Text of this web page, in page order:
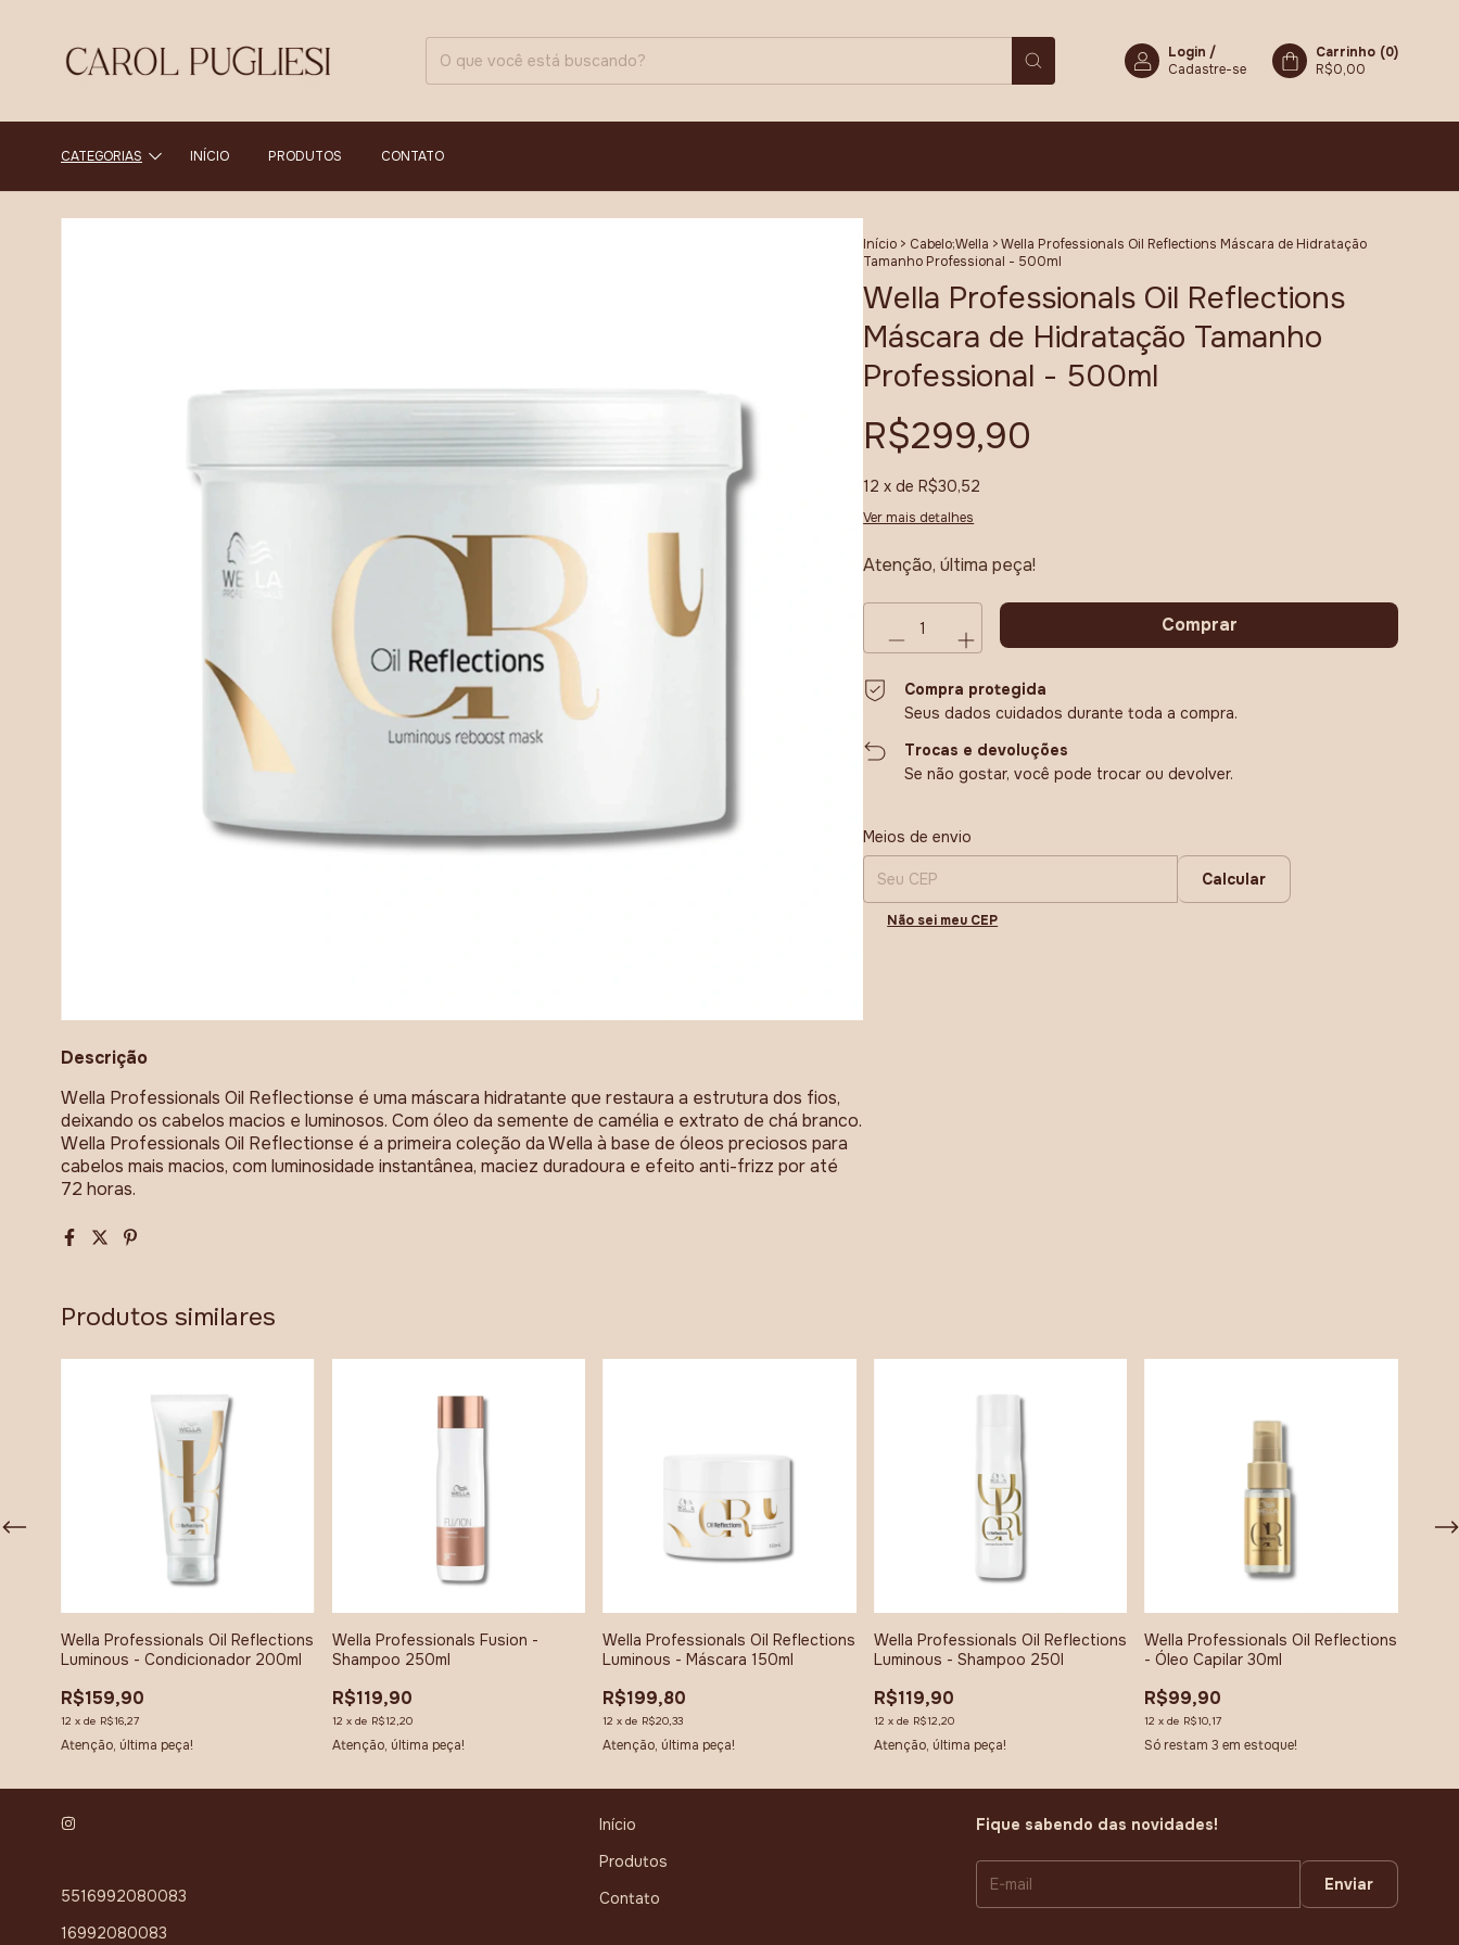
Login /
Cadastre-se
Carrinho (0)
R$0,00
CATEGORIAS INÍCIO PRODUTOS CONTATO
Início > Cabelo;Wella >Wella Professionals Oil Reflections Máscara de Hidratação
Tamanho Professional - 500ml
Wella Professionals Oil Reflections
Máscara de Hidratação Tamanho
Professional - 500ml
R$299,90
12 x deR$30,52
Ver mais detalhes
Atenção, última peça!
Compra protegida
Seus dados cuidados durante toda a compra.
Trocas e devoluções
Se não gostar, você pode trocar ou devolver.
Entregas para o CEP:
Meios de envio
Calcular
Não sei meu CEP
Descrição
Wella Professionals Oil Reflectionse é uma máscara hidratante que restaura a estrutura dos fios,
deixando os cabelos macios e luminosos. Com óleo da semente de camélia e extrato de chá branco.
Wella Professionals Oil Reflectionse é a primeira coleção da Wella à base de óleos preciosos para
cabelos mais macios, com luminosidade instantânea, maciez duradoura e efeito anti-frizz por até
72 horas.
Produtos similares
Wella Professionals Oil Reflections
Luminous - Condicionador 200ml
R$159,90
12 x de R$16,27
Atenção, última peça!
Wella Professionals Fusion -
Shampoo 250ml
R$119,90
12 x de R$12,20
Atenção, última peça!
Wella Professionals Oil Reflections
Luminous - Máscara 150ml
R$199,80
12 xde R$20,33
Atenção, última peça!
Wella Professionals Oil Reflections
Luminous - Shampoo 250l
R$119,90
12 x de R$12,20
Atenção, última peça!
Wella Professionals Oil Reflections
- Óleo Capilar 30ml
R$99,90
12 xde R$10,17
Só restam3 em estoque!
5516992080083
16992080083
Início
Produtos
Contato
Fique sabendo das novidades!